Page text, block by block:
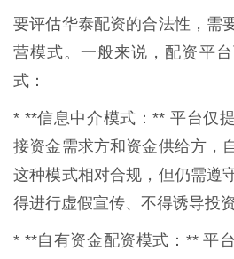
要评估华泰配资的合法性，需
营模式。一般来说，配资平
式：
* **信息中介模式：** 平台仅
接资金需求方和资金供给方，
这种模式相对合规，但仍需遵
得进行虚假宣传、不得诱导投
* **自有资金配资模式：** 平